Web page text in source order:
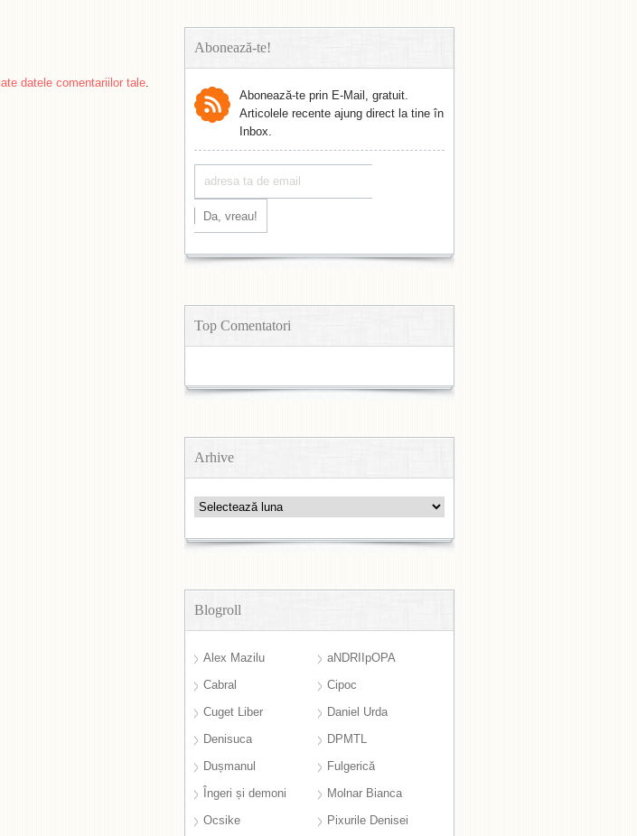
datele comentariilor tale.
Abonează-te!
Abonează-te prin E-Mail, gratuit.
Articolele recente ajung direct la tine în
Inbox.
Top Comentatori
Arhive
Arhive
Blogroll
Alex Mazilu
aNDRIIpOPA
Cabral
Cipoc
Cuget Liber
Daniel Urda
Denisuca
DPMTL
Dușmanul
Fulgerică
Îngeri și demoni
Molnar Bianca
Ocsike
Pixurile Denisei